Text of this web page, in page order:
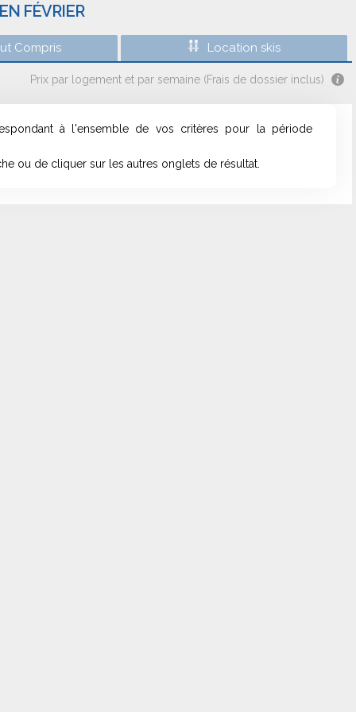
FÉVRIER
Compris Location skis
Prix par logement et par semaine (Frais de dossier inclus)
à l'ensemble de vos critères pour la période
ou de cliquer sur les autres onglets de résultat.